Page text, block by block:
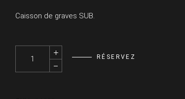
Caisson de graves SUB.
Kit 1x Sub 18H - DB TECHNOLOGIES quantity
RÉSERVEZ